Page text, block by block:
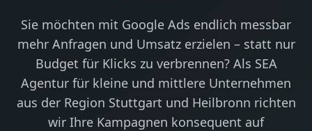
Sie möchten mit Google Ads endlich messbar
mehr Anfragen und Umsatz erzielen – statt nur
Budget für Klicks zu verbrennen? Als SEA
Agentur für kleine und mittlere Unternehmen
aus der Region Stuttgart und Heilbronn richten
wir Ihre Kampagnen konsequent auf